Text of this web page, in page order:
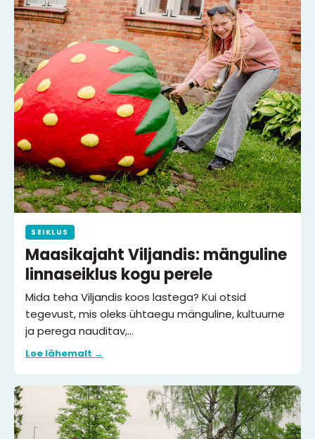
SEIKLUS
Maasikajaht Viljandis: mänguline
linnaseiklus kogu perele
Mida teha Viljandis koos lastega? Kui otsid
tegevust, mis oleks ühtaegu mänguline, kultuurne
ja perega nauditav,…
Loe lähemalt →